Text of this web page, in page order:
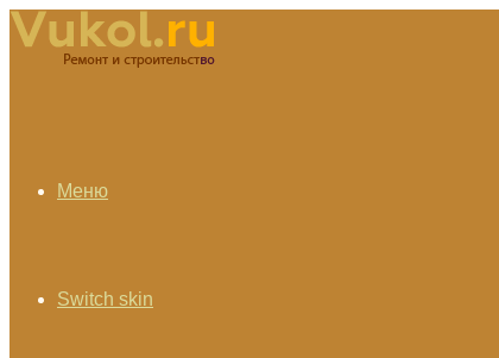
Меню
Switch skin